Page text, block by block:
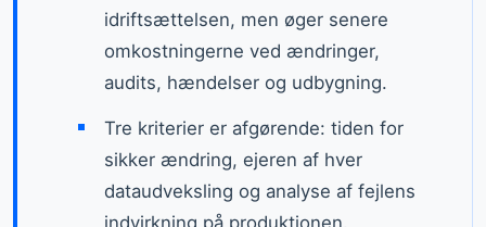
idriftsættelsen, men øger senere
omkostningerne ved ændringer,
audits, hændelser og udbygning.
Tre kriterier er afgørende: tiden for
sikker ændring, ejeren af hver
dataudveksling og analyse af fejlens
indvirkning på produktionen.